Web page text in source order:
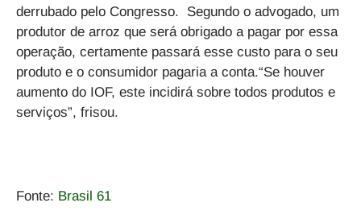
derrubado pelo Congresso. Segundo o advogado, um
produtor de arroz que será obrigado a pagar por essa
operação, certamente passará esse custo para o seu
produto e o consumidor pagaria a conta.“Se houver
aumento do IOF, este incidirá sobre todos produtos e
serviços”, frisou.
Fonte: Brasil 61